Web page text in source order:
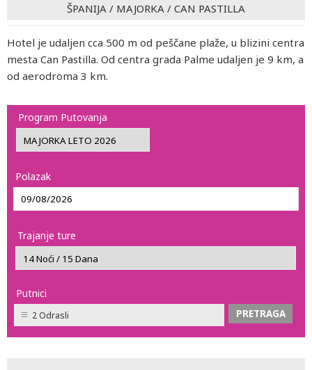
ŠPANIJA / MAJORKA / CAN PASTILLA
Hotel je udaljen cca 500 m od peščane plaže, u blizini centra
mesta Can Pastilla. Od centra grada Palme udaljen je 9 km, a
od aerodroma 3 km.
Program Putovanja
Polazak
Trajanje ture
Putnici
2 Odrasli